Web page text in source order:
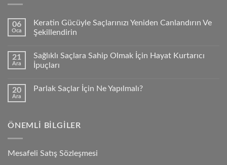
06
Oca
Keratin Gücüyle Saçlarınızı Yeniden Canlandırın Ve
Şekillendirin
21
Ara
Sağlıklı Saçlara Sahip Olmak İçin Hayat Kurtarıcı
İpuçları
20
Ara
Parlak Saçlar İçin Ne Yapılmalı?
ÖNEMLI BILGILER
Mesafeli Satış Sözleşmesi